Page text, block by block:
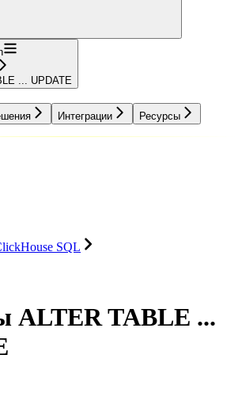
... UPDATE
Интеграции Ресурсы
SQL
ALTER TABLE ...